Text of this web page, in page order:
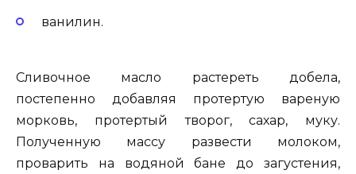
ванилин.
Сливочное масло растереть добела,
постепенно добавляя протертую вареную
морковь, протертый творог, сахар, муку.
Полученную массу развести молоком,
проварить на водяной бане до загустения,